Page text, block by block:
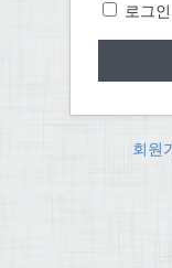
로그
회원